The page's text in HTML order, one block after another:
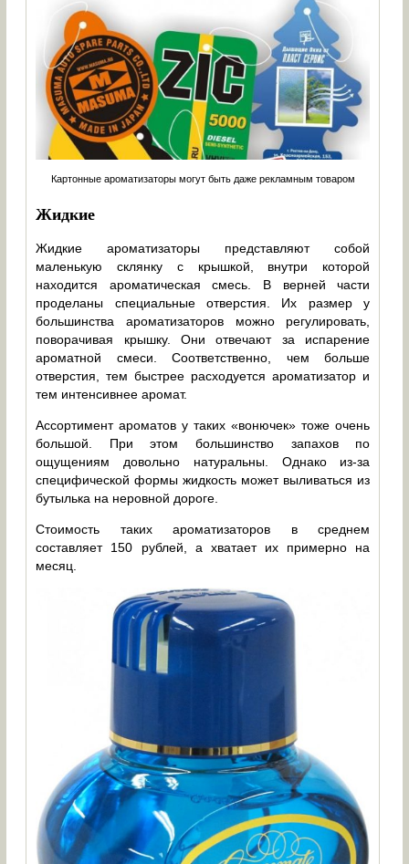
Картонные ароматизаторы могут быть даже рекламным товаром
Жидкие
Жидкие ароматизаторы представляют собой
маленькую склянку с крышкой, внутри которой
находится ароматическая смесь. В верней части
проделаны специальные отверстия. Их размер у
большинства ароматизаторов можно регулировать,
поворачивая крышку. Они отвечают за испарение
ароматной смеси. Соответственно, чем больше
отверстия, тем быстрее расходуется ароматизатор и
тем интенсивнее аромат.
Ассортимент ароматов у таких «вонючек» тоже очень
большой. При этом большинство запахов по
ощущениям довольно натуральны. Однако из-за
специфической формы жидкость может выливаться из
бутылька на неровной дороге.
Стоимость таких ароматизаторов в среднем
составляет 150 рублей, а хватает их примерно на
месяц.